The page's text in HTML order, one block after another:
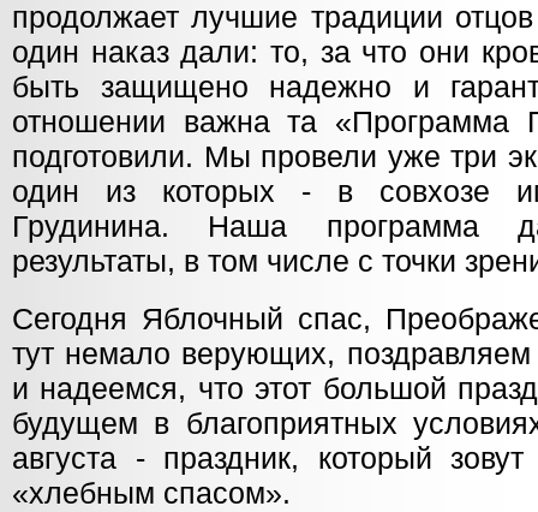
продолжает лучшие традиции
один наказ дали: то, за что они
быть защищено надежно и
отношении важна та «Программа
подготовили. Мы провели уже три
один из которых - в совхозе
Грудинина. Наша программа
результаты, в том числе с точки
Сегодня Яблочный спас,
тут немало верующих,
и надеемся, что этот большой
будущем в благоприятных
августа - праздник, который
«хлебным спасом».